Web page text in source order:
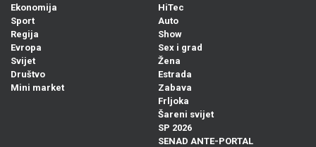
Ekonomija
Sport
Regija
Evropa
Svijet
Društvo
Mini market
HiTec
Auto
Show
Sex i grad
Žena
Estrada
Zabava
Frljoka
Šareni svijet
SP 2026
SENAD ANTE-PORTAL